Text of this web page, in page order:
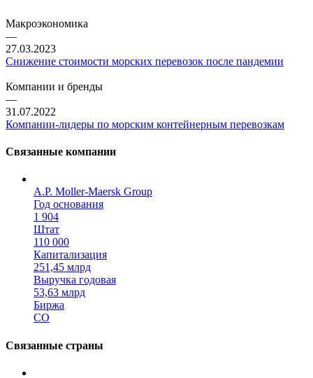
Макроэкономика
—
27.03.2023
Снижение стоимости морских перевозок после пандемии
Компании и бренды
—
31.07.2022
Компании-лидеры по морским контейнерным перевозкам
Связанные компании
A.P. Moller-Maersk Group
Год основания
1 904
Штат
110 000
Капитализация
251,45 млрд
Выручка годовая
53,63 млрд
Биржа
CO
Связанные страны